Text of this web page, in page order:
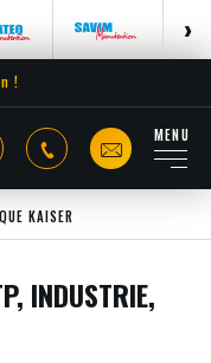
!
MENU
KAISER
INDUSTRIE,